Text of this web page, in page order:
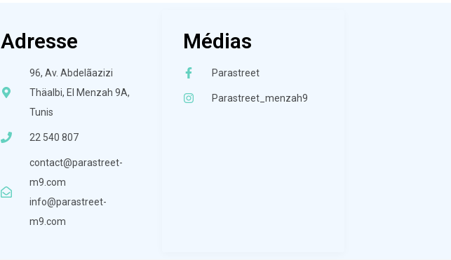
Adresse
96, Av. Abdelãazizi
Thäalbi, El Menzah 9A,
Tunis
22 540 807
contact@parastreet-
m9.com
info@parastreet-
m9.com
Médias
Parastreet
Parastreet_menzah9